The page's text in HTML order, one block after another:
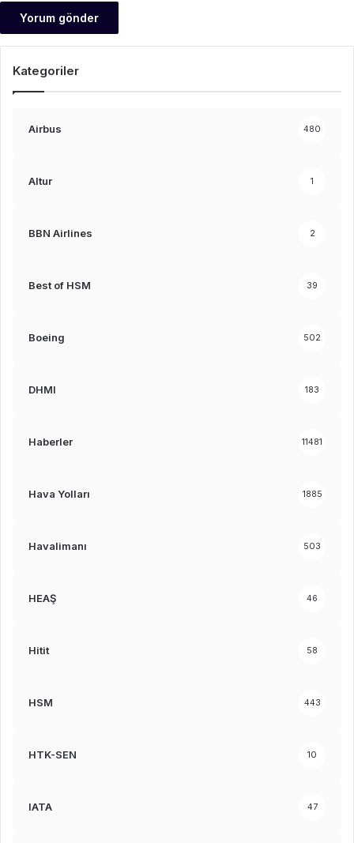
Kategoriler
Airbus 480
Altur 1
BBN Airlines 2
Best of HSM 39
Boeing 502
DHMI 183
Haberler 11481
Hava Yolları 1885
Havalimanı 503
HEAŞ 46
Hitit 58
HSM 443
HTK-SEN 10
IATA 47